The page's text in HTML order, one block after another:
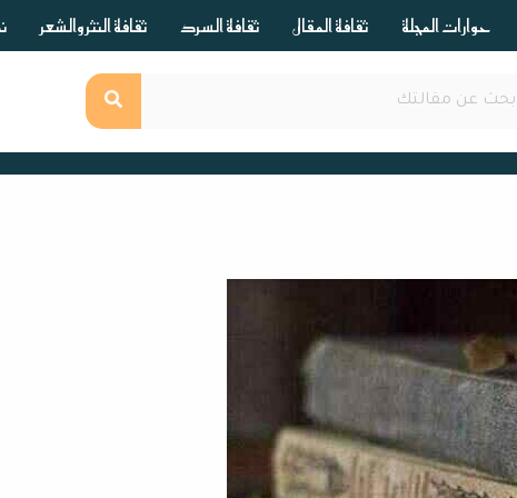
حوارات المجلة ثقافة المقال ثقافة السرد ثقافة النثر والشعر